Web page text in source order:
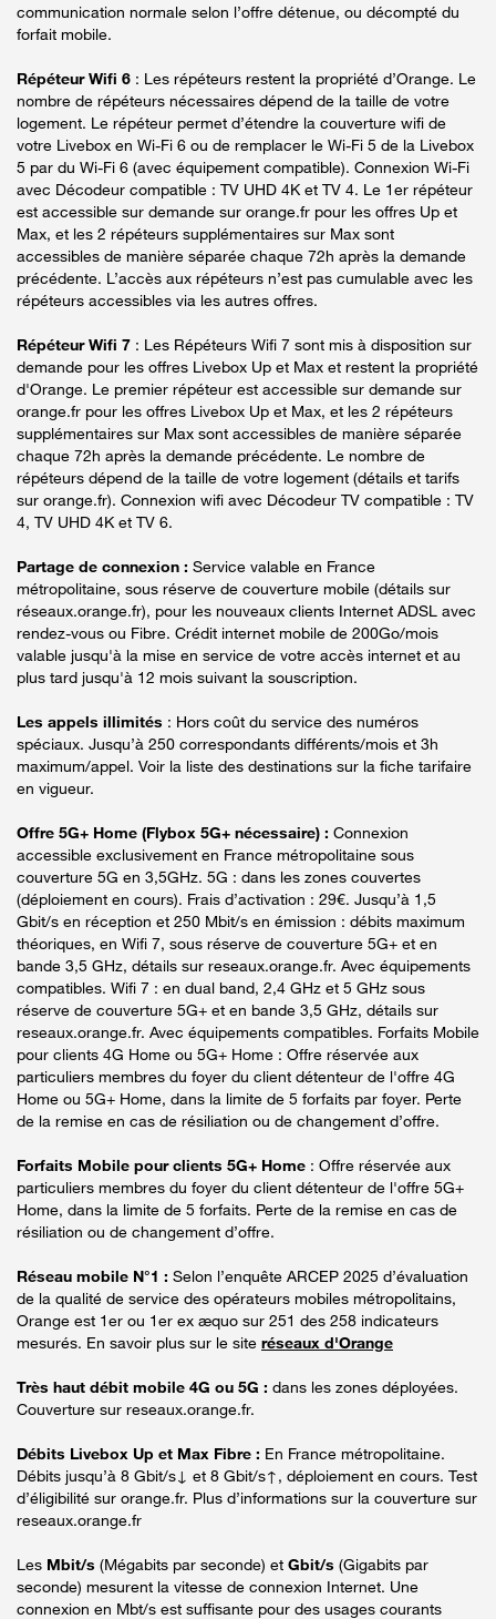
communication normale selon l’offre détenue, ou décompté du
forfait mobile.
Répéteur Wifi 6 : Les répéteurs restent la propriété d’Orange. Le
nombre de répéteurs nécessaires dépend de la taille de votre
logement. Le répéteur permet d’étendre la couverture wifi de
votre Livebox en Wi-Fi 6 ou de remplacer le Wi-Fi 5 de la Livebox
5 par du Wi-Fi 6 (avec équipement compatible). Connexion Wi-Fi
avec Décodeur compatible : TV UHD 4K et TV 4. Le 1er répéteur
est accessible sur demande sur orange.fr pour les offres Up et
Max, et les 2 répéteurs supplémentaires sur Max sont
accessibles de manière séparée chaque 72h après la demande
précédente. L’accès aux répéteurs n’est pas cumulable avec les
répéteurs accessibles via les autres offres.
Répéteur Wifi 7 : Les Répéteurs Wifi 7 sont mis à disposition sur
demande pour les offres Livebox Up et Max et restent la propriété
d'Orange. Le premier répéteur est accessible sur demande sur
orange.fr pour les offres Livebox Up et Max, et les 2 répéteurs
supplémentaires sur Max sont accessibles de manière séparée
chaque 72h après la demande précédente. Le nombre de
répéteurs dépend de la taille de votre logement (détails et tarifs
sur orange.fr). Connexion wifi avec Décodeur TV compatible : TV
4, TV UHD 4K et TV 6.
Partage de connexion : Service valable en France
métropolitaine, sous réserve de couverture mobile (détails sur
réseaux.orange.fr), pour les nouveaux clients Internet ADSL avec
rendez-vous ou Fibre. Crédit internet mobile de 200Go/mois
valable jusqu'à la mise en service de votre accès internet et au
plus tard jusqu'à 12 mois suivant la souscription.
Les appels illimités : Hors coût du service des numéros
spéciaux. Jusqu’à 250 correspondants différents/mois et 3h
maximum/appel. Voir la liste des destinations sur la fiche tarifaire
en vigueur.
Offre 5G+ Home (Flybox 5G+ nécessaire) : Connexion
accessible exclusivement en France métropolitaine sous
couverture 5G en 3,5GHz. 5G : dans les zones couvertes
(déploiement en cours). Frais d’activation : 29€. Jusqu’à 1,5
Gbit/s en réception et 250 Mbit/s en émission : débits maximum
théoriques, en Wifi 7, sous réserve de couverture 5G+ et en
bande 3,5 GHz, détails sur reseaux.orange.fr. Avec équipements
compatibles. Wifi 7 : en dual band, 2,4 GHz et 5 GHz sous
réserve de couverture 5G+ et en bande 3,5 GHz, détails sur
reseaux.orange.fr. Avec équipements compatibles. Forfaits Mobile
pour clients 4G Home ou 5G+ Home : Offre réservée aux
particuliers membres du foyer du client détenteur de l'offre 4G
Home ou 5G+ Home, dans la limite de 5 forfaits par foyer. Perte
de la remise en cas de résiliation ou de changement d’offre.
Forfaits Mobile pour clients 5G+ Home : Offre réservée aux
particuliers membres du foyer du client détenteur de l'offre 5G+
Home, dans la limite de 5 forfaits. Perte de la remise en cas de
résiliation ou de changement d’offre.
Réseau mobile N°1 : Selon l’enquête ARCEP 2025 d’évaluation
de la qualité de service des opérateurs mobiles métropolitains,
Orange est 1er ou 1er ex æquo sur 251 des 258 indicateurs
mesurés. En savoir plus sur le site réseaux d'Orange
Très haut débit mobile 4G ou 5G : dans les zones déployées.
Couverture sur reseaux.orange.fr.
Débits Livebox Up et Max Fibre : En France métropolitaine.
Débits jusqu’à 8 Gbit/s↓ et 8 Gbit/s↑, déploiement en cours. Test
d’éligibilité sur orange.fr. Plus d’informations sur la couverture sur
reseaux.orange.fr
Les Mbit/s (Mégabits par seconde) et Gbit/s (Gigabits par
seconde) mesurent la vitesse de connexion Internet. Une
connexion en Mbt/s est suffisante pour des usages courants